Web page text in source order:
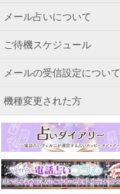
メール占いについて
ご待機スケジュール
メールの受信設定について
機種変更された方